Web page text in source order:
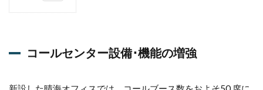
セ
ー
コールセンター設備･機能の増強